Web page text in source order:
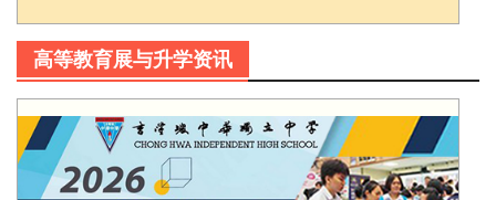
高等教育展与升学资讯